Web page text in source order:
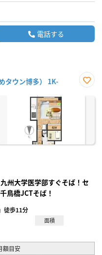
電話する
タウン博多） 1K-
に入
州大学医学部すぐそば！セ
鳥橋JCTそば！
徒歩11分
面積
額目安